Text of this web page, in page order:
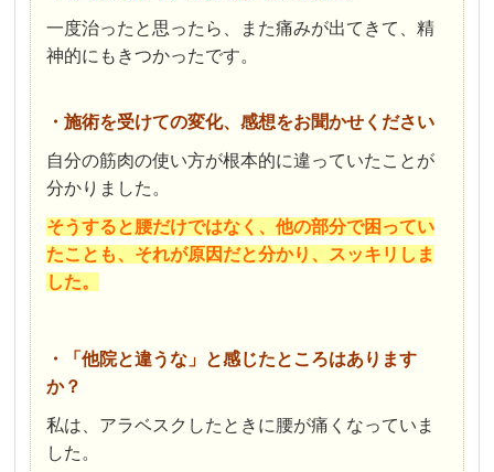
一度治ったと思ったら、また痛みが出てきて、精
神的にもきつかったです。
・施術を受けての変化、感想をお聞かせください
自分の筋肉の使い方が根本的に違っていたことが
分かりました。
そうすると腰だけではなく、他の部分で困ってい
たことも、 それが原因だと分かり、スッキリしま
した。
・「他院と違うな」と感じたところはあります
か？
私は、アラベスクしたときに腰が痛くなっていま
した。